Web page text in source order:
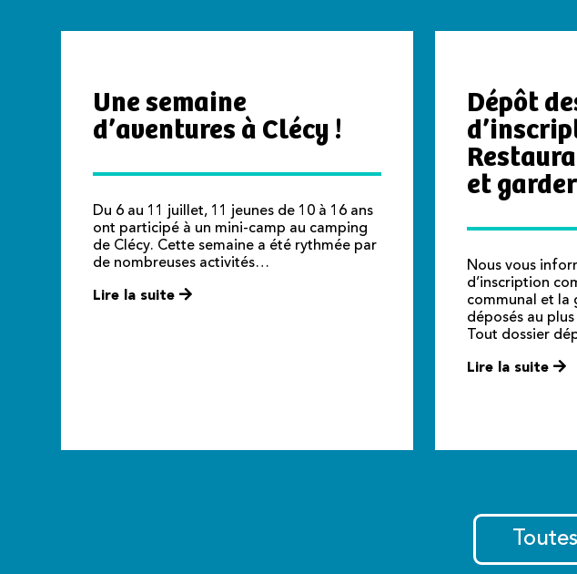
Une semaine
d’aventures à Clécy !
Du 6 au 11 juillet, 11 jeunes de 10 à 16 ans
ont participé à un mini-camp au camping
de Clécy. Cette semaine a été rythmée par
de nombreuses activités…
Lire la suite
Dépôt
et
Nous vous
d’inscription
communal et la
déposés au
Tout dossier
Lire la suite